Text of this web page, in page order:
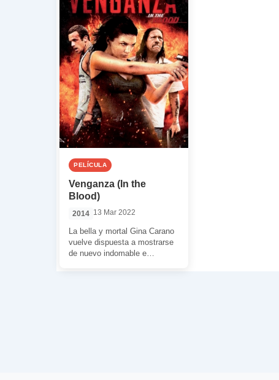
PELÍCULA
Venganza (In the
Blood)
2014 13 Mar 2022
La bella y mortal Gina Carano
vuelve dispuesta a mostrarse
de nuevo indomable e